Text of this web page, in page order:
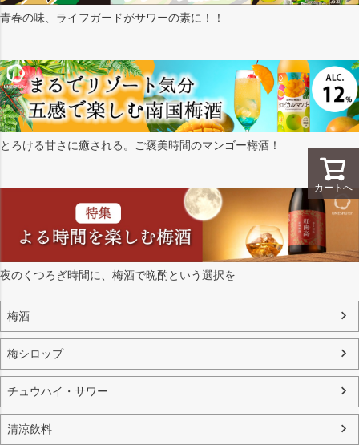
カートへ
青春の味、ライフガードがサワーの素に！！
とろける甘さに癒される。ご褒美時間のマンゴー梅酒！
夜のくつろぎ時間に、梅酒で晩酌という選択を
梅酒
梅シロップ
チュウハイ・サワー
清涼飲料